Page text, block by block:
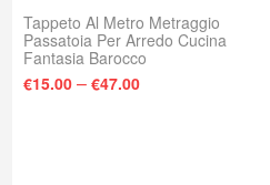
Tappeto Al Metro Metraggio
Passatoia Per Arredo Cucina
Fantasia Barocco
€15.00 – €47.00